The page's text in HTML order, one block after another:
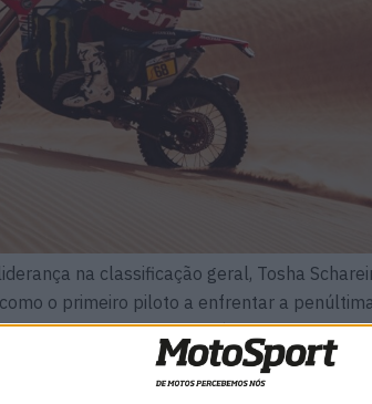
na classificação geral, Tosha
o primeiro piloto a enfrentar a
ano. A natureza imprevisível do rali
sofreu um golpe significativo durante a
50 quilómetros do final do troço